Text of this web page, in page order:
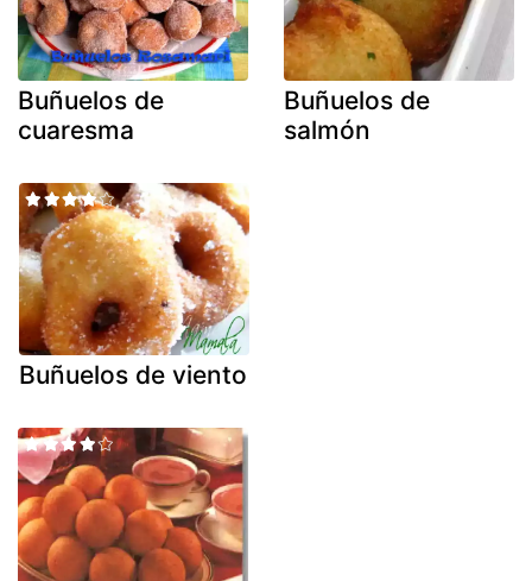
Buñuelos de
cuaresma
Buñuelos de
salmón
Buñuelos de viento